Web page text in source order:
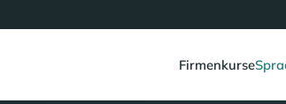
Firmenkurse